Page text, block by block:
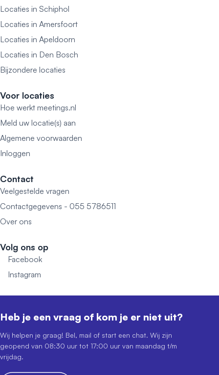
Locaties in Schiphol
Locaties in Amersfoort
Locaties in Apeldoorn
Locaties in Den Bosch
Bijzondere locaties
Voor locaties
Hoe werkt meetings.nl
Meld uw locatie(s) aan
Algemene voorwaarden
Inloggen
Contact
Veelgestelde vragen
Contactgegevens - 055 5786511
Over ons
Volg ons op
Facebook
Instagram
Heb je een vraag of kom je er niet uit?
Wij helpen je graag! Bel, mail of start een chat. Wij zijn
geopend van 08:30 uur tot 17:00 uur van maandag t/m
vrijdag.